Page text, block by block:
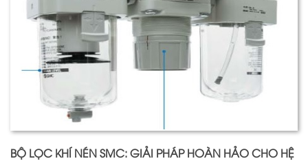
BỘ LỌC KHÍ NÉN SMC: GIẢI PHÁP HOÀN HẢO CHO HỆ